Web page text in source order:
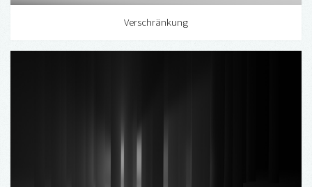
Verschränkung